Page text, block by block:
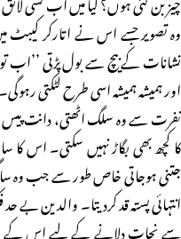
وہ تصویر جسے اس نے اتارکر کیبٹ
نشانات کے بیچ سے بول پڑتی ’’اب
اور ہمیشہ ہمیشہ اسی طرح لٹکتی
نفرت سے وہ سلگ اٹھتی، دانت پیس
کا کچھ بھی بگاڑ نہیں سکتی۔ اس
جتنی ہوجاتی خاص طور سے جب وہ
انتہائی پستہ قد کردیتا۔ والدین
سے نجات دلانے کے لیے اس کے